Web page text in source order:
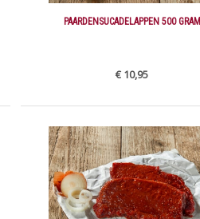
PAARDENSUCADELAPPEN 500 GRAM
€ 10,95